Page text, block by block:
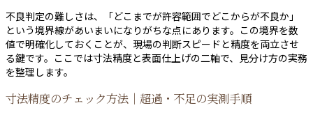
不良判定の難しさは、「どこまでが許容範囲でどこからが不良か」
という境界線があいまいになりがちな点にあります。この境界を数
値で明確化しておくことが、現場の判断スピードと精度を両立させ
る鍵です。ここでは寸法精度と表面仕上げの二軸で、見分け方の実務
を整理します。
寸法精度のチェック方法｜超過・不足の実測手順